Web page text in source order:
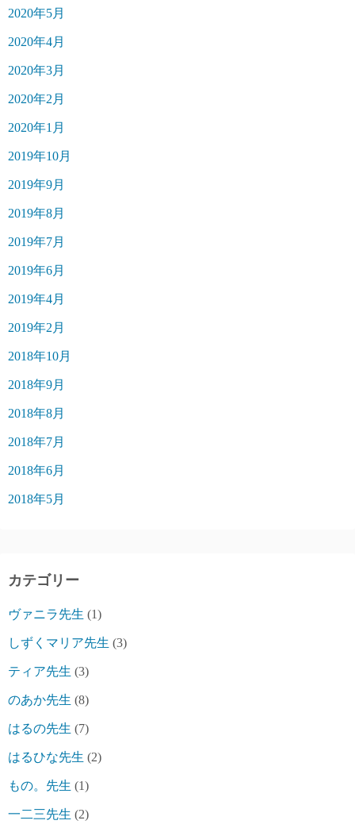
2020年5月
2020年4月
2020年3月
2020年2月
2020年1月
2019年10月
2019年9月
2019年8月
2019年7月
2019年6月
2019年4月
2019年2月
2018年10月
2018年9月
2018年8月
2018年7月
2018年6月
2018年5月
カテゴリー
ヴァニラ先生 (1)
しずくマリア先生 (3)
ティア先生 (3)
のあか先生 (8)
はるの先生 (7)
はるひな先生 (2)
もの。先生 (1)
一二三先生 (2)